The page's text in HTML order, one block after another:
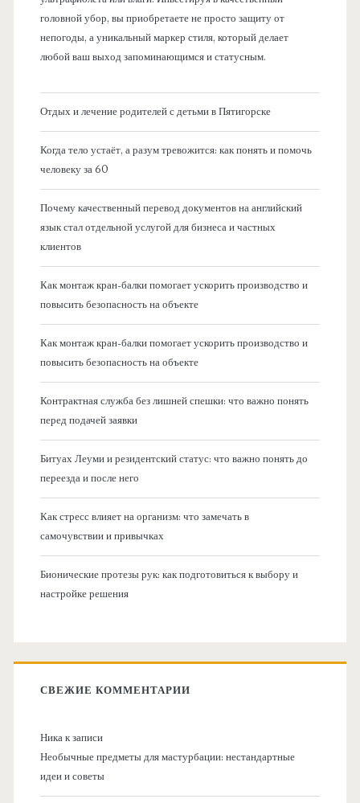
головной убор, вы приобретаете не просто защиту от
непогоды, а уникальный маркер стиля, который делает
любой ваш выход запоминающимся и статусным.
Отдых и лечение родителей с детьми в Пятигорске
Когда тело устаёт, а разум тревожится: как понять и помочь
человеку за 60
Почему качественный перевод документов на английский
язык стал отдельной услугой для бизнеса и частных
клиентов
Как монтаж кран-балки помогает ускорить производство и
повысить безопасность на объекте
Как монтаж кран-балки помогает ускорить производство и
повысить безопасность на объекте
Контрактная служба без лишней спешки: что важно понять
перед подачей заявки
Битуах Леуми и резидентский статус: что важно понять до
переезда и после него
Как стресс влияет на организм: что замечать в
самочувствии и привычках
Бионические протезы рук: как подготовиться к выбору и
настройке решения
СВЕЖИЕ КОММЕНТАРИИ
Никак записи
Необычные предметы для мастурбации: нестандартные
идеи и советы